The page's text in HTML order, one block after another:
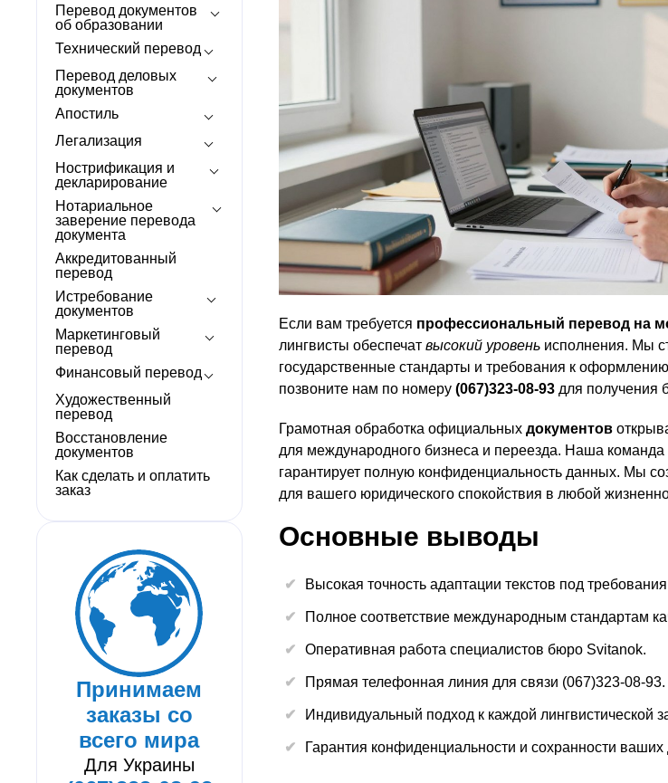
Перевод документов
об образовании
Технический перевод
Перевод деловых
документов
Апостиль
Легализация
Нострификация и
декларирование
Нотариальное
заверение перевода
документа
Аккредитованный
перевод
Истребование
документов
Маркетинговый
перевод
Финансовый перевод
Художественный
перевод
Восстановление
документов
Как сделать и оплатить
заказ
Принимаем
заказы со
всего мира
Для Украины
Если вам требуется профессиональный перевод на
лингвисты обеспечат высокий уровеньисполнения. Мы
государственные стандарты и требования к
позвоните нам по номеру (067)323-08-93для получения
Грамотная обработка официальных документов
для международного бизнеса и переезда. Наша
гарантирует полную конфиденциальность данных. Мы
для вашего юридического спокойствия в любой
Основные выводы
Высокая точность адаптации текстов под
Полное соответствие международным стандартам
Оперативная работа специалистов бюро Svitanok.
Прямая телефонная линия для связи (067)323-08-93.
Индивидуальный подход к каждой лингвистической
Гарантия конфиденциальности и сохранности